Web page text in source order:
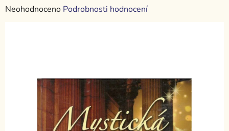
Průměrné
Neohodnoceno Podrobnosti hodnocení